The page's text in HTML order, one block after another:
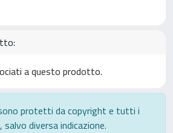
a questo prodotto.
protetti da copyright e tutti i
diversa indicazione.